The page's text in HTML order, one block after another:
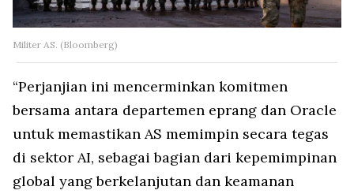
Militer AS. (Bloomberg)
“Perjanjian ini mencerminkan komitmen
bersama antara departemen eprang dan Oracle
untuk memastikan AS memimpin secara tegas
di sektor AI, sebagai bagian dari kepemimpinan
global yang berkelanjutan dan keamanan